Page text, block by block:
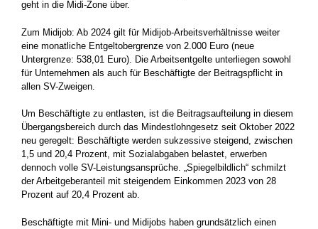
geht in die Midi-Zone über.
Zum Midijob: Ab 2024 gilt für Midijob-Arbeitsverhältnisse weiter
eine monatliche Entgeltobergrenze von 2.000 Euro (neue
Untergrenze: 538,01 Euro). Die Arbeitsentgelte unterliegen sowohl
für Unternehmen als auch für Beschäftigte der Beitragspflicht in
allen SV-Zweigen.
Um Beschäftigte zu entlasten, ist die Beitragsaufteilung in diesem
Übergangsbereich durch das Mindestlohngesetz seit Oktober 2022
neu geregelt: Beschäftigte werden sukzessive steigend, zwischen
1,5 und 20,4 Prozent, mit Sozialabgaben belastet, erwerben
dennoch volle SV-Leistungsansprüche. „Spiegelbildlich“ schmilzt
der Arbeitgeberanteil mit steigendem Einkommen 2023 von 28
Prozent auf 20,4 Prozent ab.
Beschäftigte mit Mini- und Midijobs haben grundsätzlich einen